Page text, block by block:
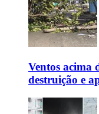
Ventos acima
destruição e